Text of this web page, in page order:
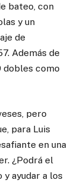
bateo, con
y un
de
Además de
dobles como
pero
para Luis
en una
¿Podrá el
ayudar a los